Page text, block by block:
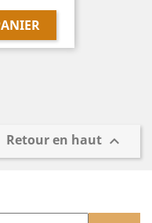
Retour en haut 